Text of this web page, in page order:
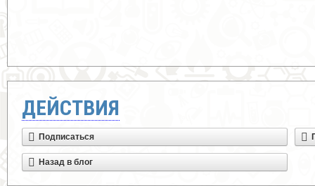
ДЕЙСТВИЯ
Подписаться
Назад в блог